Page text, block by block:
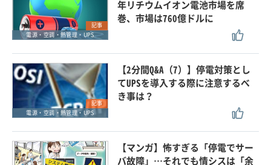
記事
電源・空調・熱管理・UPS
年リチウムイオン電池市場を席
巻、市場は760億ドルに
記事
電源・空調・熱管理・UPS
【2分間Q&A（7）】停電対策とし
てUPSを導入する際に注意するべ
き事は？
【マンガ】怖すぎる「停電でサー
バ故障」…それでも情シスは「余